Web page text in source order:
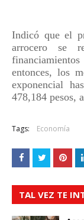
Indicó que el
arrocero se
entonces, los
exponencial
478,184 pesos,
Tags: Economía
TAL VEZ TE